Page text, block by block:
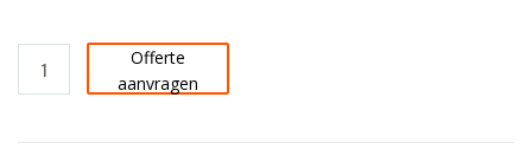
Offerte
aanvragen